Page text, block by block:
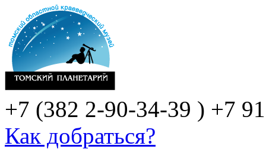
+7 (382 2-90-34-39 ) +7
Как добраться?